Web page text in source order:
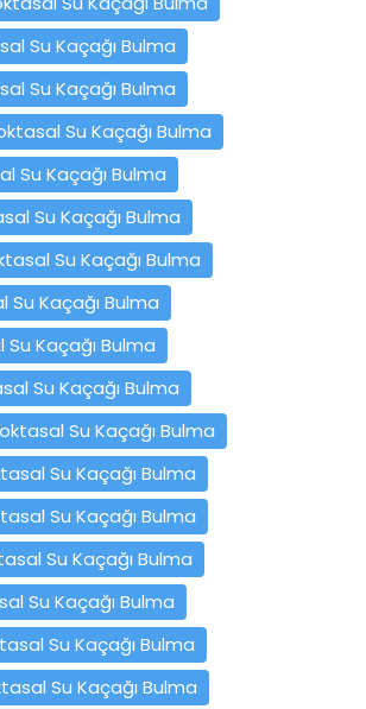
Su Kaçağı Bulma
Su Kaçağı Bulma
Su Kaçağı Bulma
Su Kaçağı Bulma
Su Kaçağı Bulma
Su Kaçağı Bulma
Su Kaçağı Bulma
Su Kaçağı Bulma
Su Kaçağı Bulma
Su Kaçağı Bulma
Su Kaçağı Bulma
Su Kaçağı Bulma
Su Kaçağı Bulma
Su Kaçağı Bulma
Su Kaçağı Bulma
Su Kaçağı Bulma